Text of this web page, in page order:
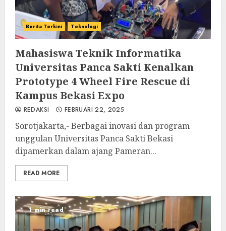
Berita Terkini Teknologi
Mahasiswa Teknik Informatika
Universitas Panca Sakti Kenalkan
Prototype 4 Wheel Fire Rescue di
Kampus Bekasi Expo
REDAKSI FEBRUARI 22, 2025
Sorotjakarta,- Berbagai inovasi dan program
unggulan Universitas Panca Sakti Bekasi
dipamerkan dalam ajang Pameran...
READ MORE
1 min read